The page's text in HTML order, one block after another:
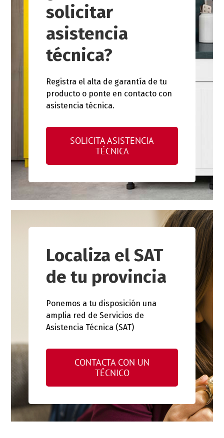
solicitar
asistencia
técnica?
Registra el alta de garantía de tu
producto o ponte en contacto con
asistencia técnica.
SOLICITA ASISTENCIA
TÉCNICA
Localiza el SAT
de tu provincia
Ponemos a tu disposición una
amplia red de Servicios de
Asistencia Técnica (SAT)
CONTACTA CON UN
TÉCNICO